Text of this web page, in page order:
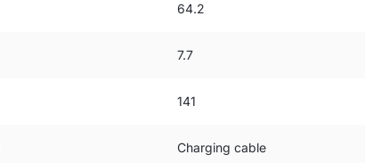
64.2
7.7
141
Charging cable